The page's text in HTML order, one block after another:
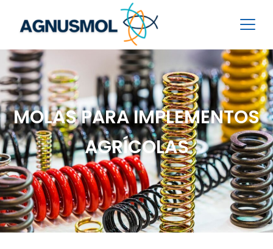
MOLAS PARA IMPLEMENTOS
AGRÍCOLAS